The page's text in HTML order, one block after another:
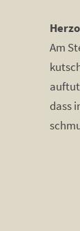
Am
dass